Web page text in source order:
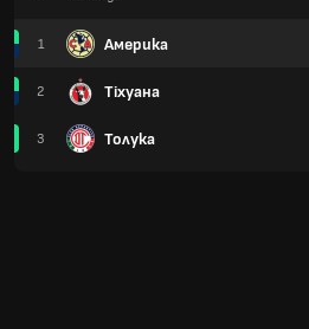
1 Америка
2 Тіхуана
3 Толука